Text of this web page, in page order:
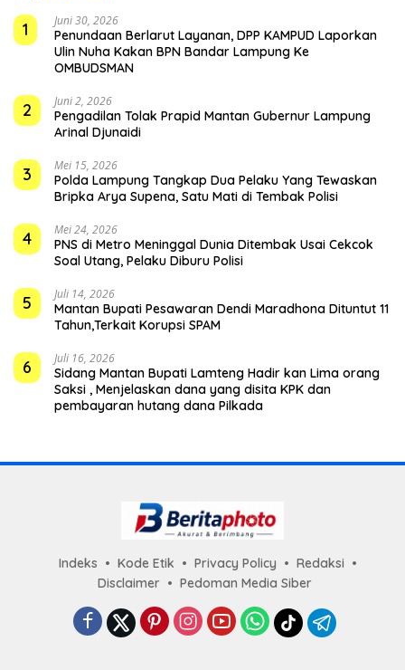
1
Juni 30, 2026
Penundaan Berlarut Layanan, DPP KAMPUD Laporkan
Ulin Nuha Kakan BPN Bandar Lampung Ke
OMBUDSMAN
2 Juni 2, 2026
Pengadilan Tolak Prapid Mantan Gubernur Lampung
Arinal Djunaidi
3 Mei 15, 2026
Polda Lampung Tangkap Dua Pelaku Yang Tewaskan
Bripka Arya Supena, Satu Mati di Tembak Polisi
4 Mei 24, 2026
PNS di Metro Meninggal Dunia Ditembak Usai Cekcok
Soal Utang, Pelaku Diburu Polisi
5 Juli 14, 2026
Mantan Bupati Pesawaran Dendi Maradhona Dituntut 11
Tahun,Terkait Korupsi SPAM
6 Juli 16, 2026
Sidang Mantan Bupati Lamteng Hadir kan Lima orang
Saksi , Menjelaskan dana yang disita KPK dan
pembayaran hutang dana Pilkada
Indeks Kode Etik Privacy Policy
Redaksi
Disclaimer
Pedoman Media Siber